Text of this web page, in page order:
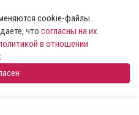
cookie-файлы .
что согласны на их
в отношении